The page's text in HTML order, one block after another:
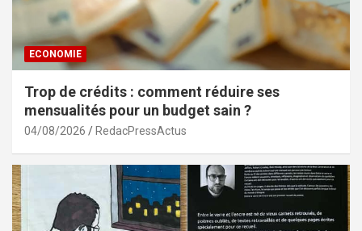
ECONOMIE
Trop de crédits : comment réduire ses
mensualités pour un budget sain ?
04/08/2026 RedacPressActus